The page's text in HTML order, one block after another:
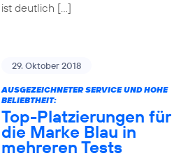
ist deutlich […]
29. Oktober 2018
AUSGEZEICHNETER SERVICE UND HOHE
BELIEBTHEIT:
Top-Platzierungen für
die Marke Blau in
mehreren Tests